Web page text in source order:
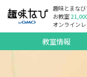
趣味とまな
お教室
オンライン
教室情報